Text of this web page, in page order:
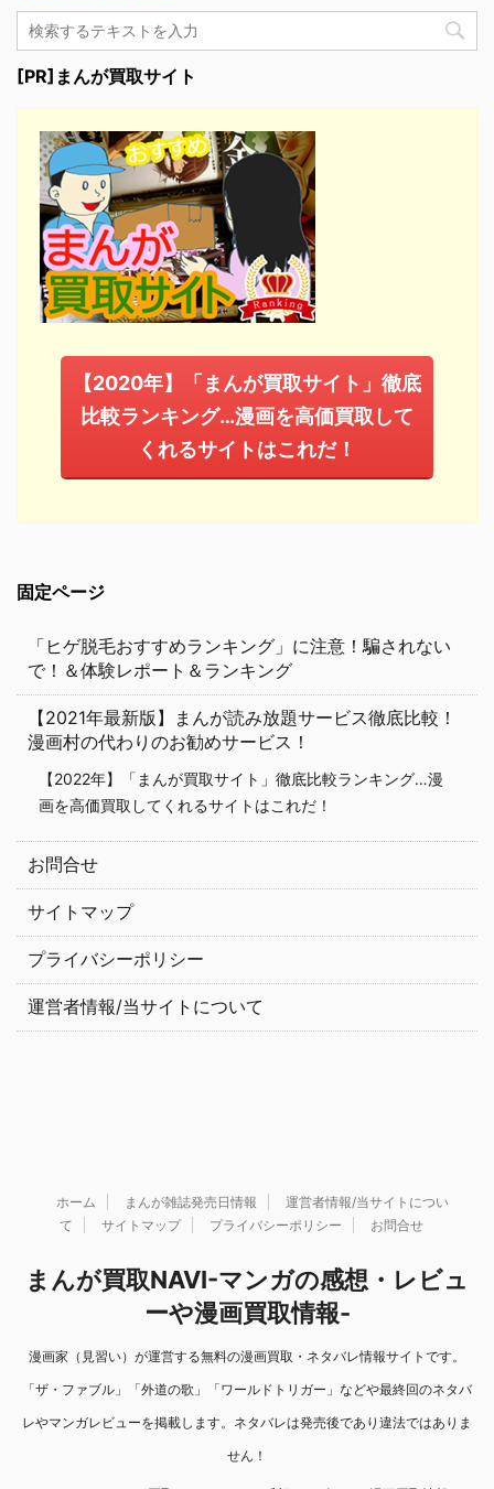
[PR]まんが買取サイト
【2020年】「まんが買取サイト」徹底
比較ランキング…漫画を高価買取して
くれるサイトはこれだ！
固定ページ
「ヒゲ脱毛おすすめランキング」に注意！騙されない
で！＆体験レポート＆ランキング
【2021年最新版】まんが読み放題サービス徹底比較！
漫画村の代わりのお勧めサービス！
【2022年】「まんが買取サイト」徹底比較ランキング…漫
画を高価買取してくれるサイトはこれだ！
お問合せ
サイトマップ
プライバシーポリシー
運営者情報/当サイトについて
ホーム まんが雑誌発売日情報
運営者情報/当サイトについ
て
サイトマップ プライバシーポリシー お問合せ
まんが買取NAVI-マンガの感想・レビュ
ーや漫画買取情報-
漫画家（見習い）が運営する無料の漫画買取・ネタバレ情報サイトです。
「ザ・ファブル」「外道の歌」「ワールドトリガー」などや最終回のネタバ
レやマンガレビューを掲載します。ネタバレは発売後であり違法ではありま
せん！